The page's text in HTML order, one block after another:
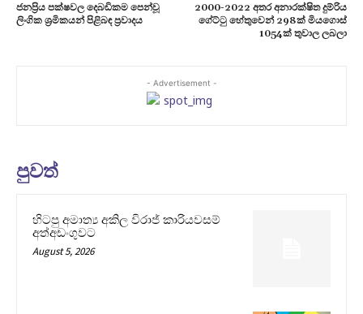
ජනප්‍රිය පක්ෂවල දෙබඩිකම පෙන්වූ
ලිංගික ශ්‍රමිකයන් පිළිබඳ ප්‍රවාදය
2000-2022 අතර අනාරක්ෂිත දුම්රිය
ගේට්ටු හේතුවෙන් 298ක් මියගොස්
1054ක් තුවාල ලබලා
- Advertisement -
පුවත්
හිටපු අමාත්‍ය අකිල විරාජ් කාරියවසම්
අත්අඩංගුවට
August 5, 2026